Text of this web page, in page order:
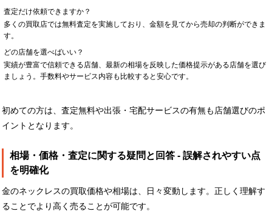
査定だけ依頼できますか？
多くの買取店では無料査定を実施しており、金額を見てから売却の判断ができま
す。
どの店舗を選べばいい？
実績が豊富で信頼できる店舗、最新の相場を反映した価格提示がある店舗を選び
ましょう。手数料やサービス内容も比較すると安心です。
初めての方は、査定無料や出張・宅配サービスの有無も店舗選びのポ
イントとなります。
相場・価格・査定に関する疑問と回答 - 誤解されやすい点
を明確化
金のネックレスの買取価格や相場は、日々変動します。正しく理解す
ることでより高く売ることが可能です。